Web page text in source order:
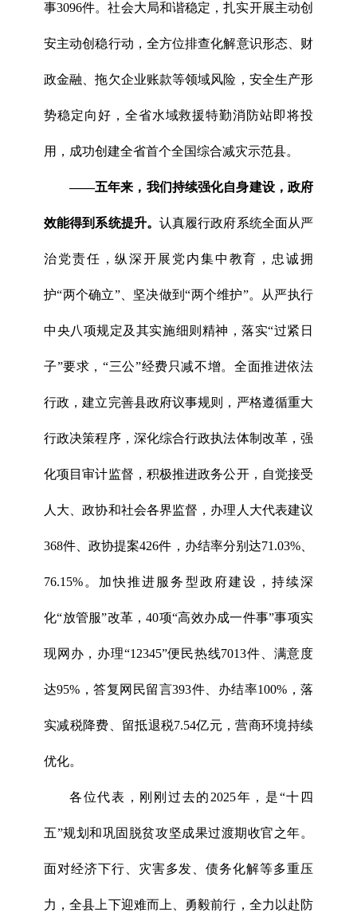
事3096件。社会大局和谐稳定，扎实开展主动创
安主动创稳行动，全方位排查化解意识形态、财
政金融、拖欠企业账款等领域风险，安全生产形
势稳定向好，全省水域救援特勤消防站即将投
用，成功创建全省首个全国综合减灾示范县。
——五年来，我们持续强化自身建设，政府
效能得到系统提升。 认真履行政府系统全面从严
治党责任，纵深开展党内集中教育，忠诚拥
护“两个确立”、坚决做到“两个维护”。从严执行
中央八项规定及其实施细则精神，落实“过紧日
子”要求，“三公”经费只减不增。全面推进依法
行政，建立完善县政府议事规则，严格遵循重大
行政决策程序，深化综合行政执法体制改革，强
化项目审计监督，积极推进政务公开，自觉接受
人大、政协和社会各界监督，办理人大代表建议
368件、政协提案426件，办结率分别达71.03%、
76.15%。加快推进服务型政府建设，持续深
化“放管服”改革，40项“高效办成一件事”事项实
现网办，办理“12345”便民热线7013件、满意度
达95%，答复网民留言393件、办结率100%，落
实减税降费、留抵退税7.54亿元，营商环境持续
优化。
各位代表，刚刚过去的2025年，是“十四
五”规划和巩固脱贫攻坚成果过渡期收官之年。
面对经济下行、灾害多发、债务化解等多重压
力，全县上下迎难而上、勇毅前行，全力以赴防